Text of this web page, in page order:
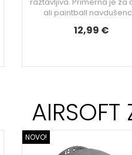
ali paintball
12,99 €
AIRSOFT
NOVO!